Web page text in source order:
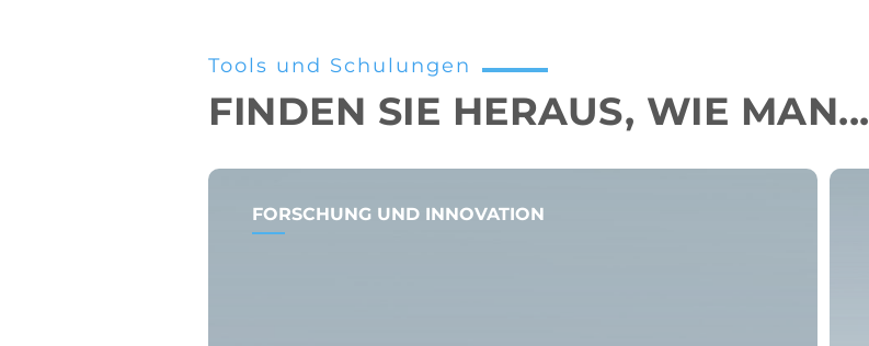
Tools und Schulungen
FINDEN SIE HERAUS, WIE MAN...
FORSCHUNG UND INNOVATION